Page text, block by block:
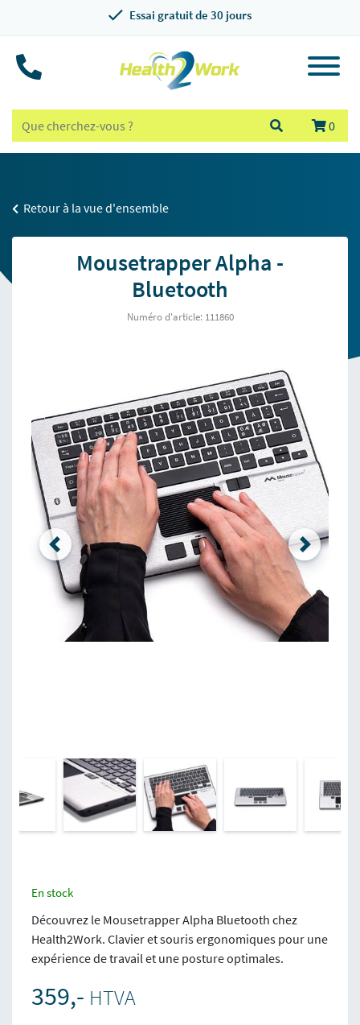
Essai gratuit de 30 jours
0
Retour à la vue d'ensemble
Mousetrapper Alpha -
Bluetooth
Numéro d'article: 111860
En stock
Découvrez le Mousetrapper Alpha Bluetooth chez
Health2Work. Clavier et souris ergonomiques pour une
expérience de travail et une posture optimales.
359,- HTVA